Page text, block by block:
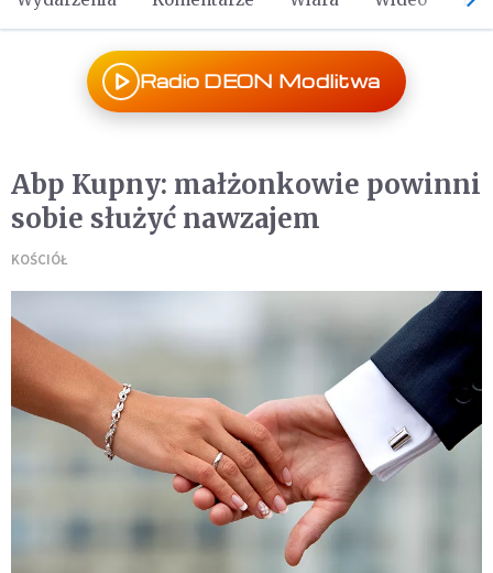
Radio DEON Modlitwa
Abp Kupny: małżonkowie powinni
sobie służyć nawzajem
KOŚCIÓŁ